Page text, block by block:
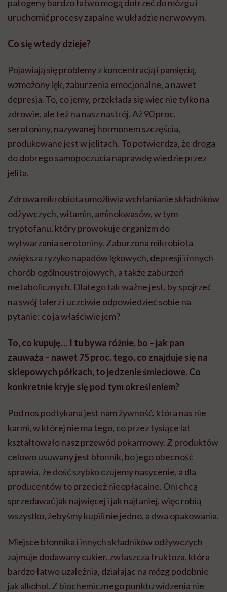
patogeny bardzo łatwo mogą dotrzeć do mózgu i
uruchomić procesy zapalne w układzie nerwowym.
Co się wtedy dzieje?
Pojawiają się problemy z koncentracją i pamięcią,
wzmożony lęk, zaburzenia emocjonalne, a nawet
depresja. To, co jemy, przekłada się więc nie tylko na
zdrowie, ale też na nasz nastrój. Aż 90 proc.
serotoniny, nazywanej hormonem szczęścia,
produkowane jest w jelitach. To potwierdza, że droga
do dobrego samopoczucia naprawdę wiedzie przez
jelita.
Zdrowa mikrobiota umożliwia wchłanianie składników
odżywczych, witamin, aminokwasów, w tym
tryptofanu, który prowokuje organizm do
wytwarzania serotoniny. Zaburzona mikrobiota
zwiększa ryzyko napadów lękowych, depresji i innych
chorób ogólnoustrojowych, a także zaburzeń
metabolicznych. Dlatego tak ważne jest, by spojrzeć
na swój talerz i uczciwie odpowiedzieć sobie na
pytanie: co ja właściwie jem?
To, co kupuję… I tu bywa różnie, bo – jak pan
zauważa – nawet 75 proc. tego, co znajduje się na
sklepowych półkach, to jedzenie śmieciowe. Co
konkretnie kryje się pod tym określeniem?
Pod nos podtykana jest nam żywność, która nas nie
karmi, w której nie ma tego, co przez tysiące lat
kształtowało nasz przewód pokarmowy. Z produktów
celowo usuwany jest błonnik, bo jego obecność
sprawia, że dość szybko czujemy nasycenie, a dla
producentów to przecież nieopłacalne. Oni chcą
sprzedawać jak najwięcej i jak najtaniej, więc robią
wszystko, żebyśmy kupili nie jedno, a dwa opakowania.
Miejsce błonnika i innych składników odżywczych
zajmuje dodawany cukier, zwłaszcza fruktoza, która
bardzo łatwo uzależnia, działając na mózg podobnie
jak alkohol. Z biochemicznego punktu widzenia nie